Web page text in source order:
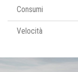
Consumi
Velocità